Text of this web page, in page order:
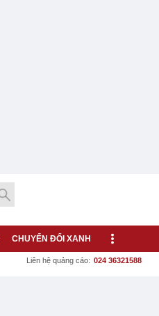
CHUYỂN ĐỔI XANH
Liên hệ quảng cáo: 024 36321588